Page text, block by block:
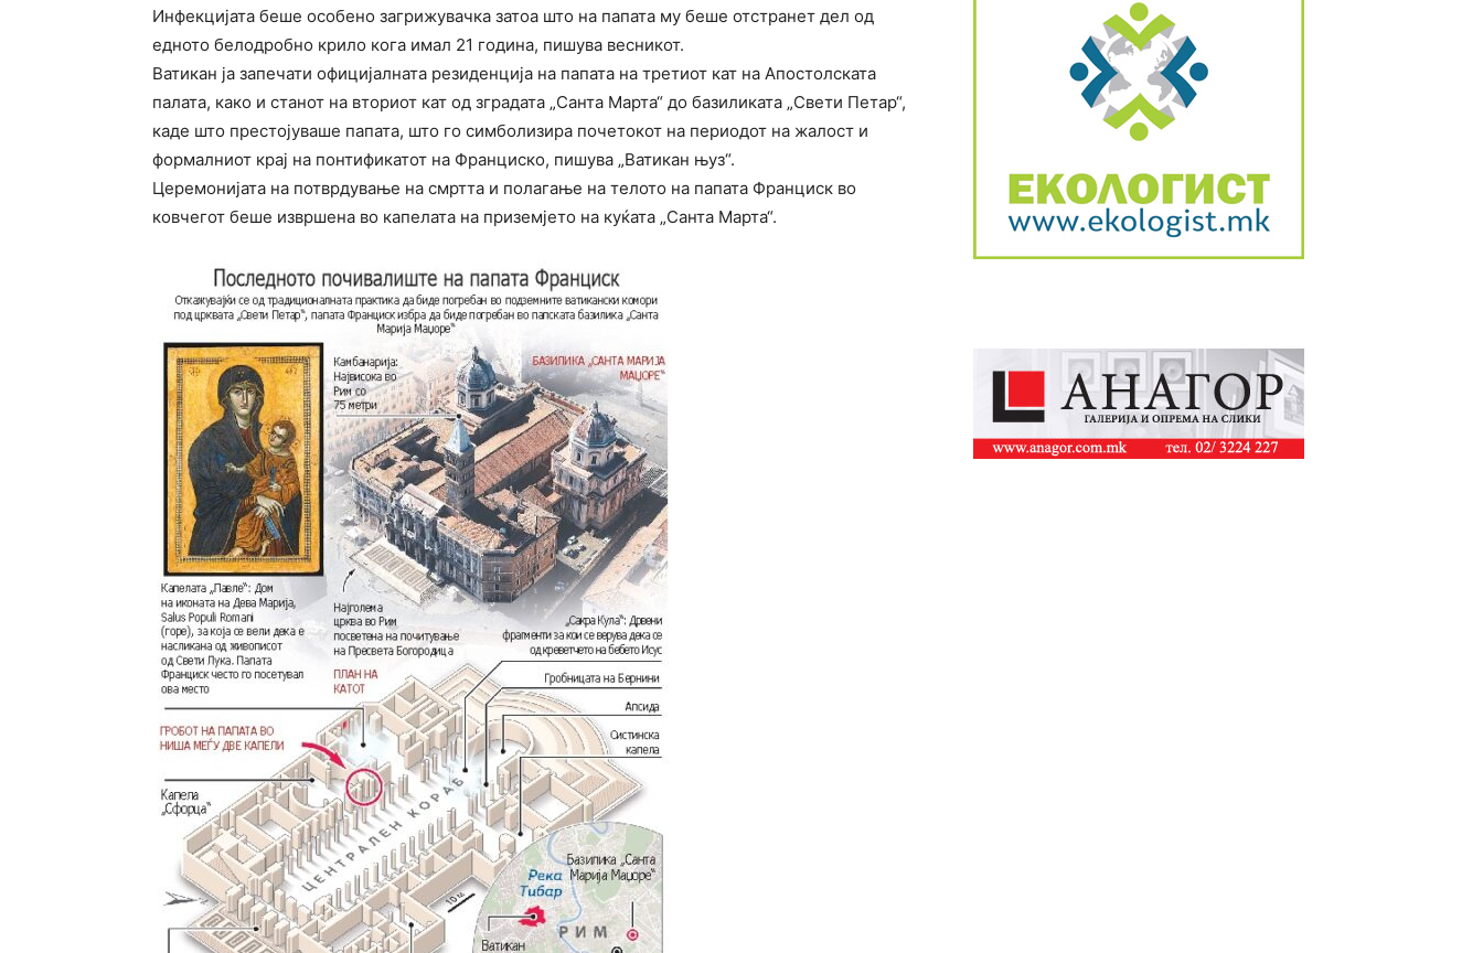
Инфекцијата беше особено загрижувачка затоа што на папата му беше отстранет дел од
едното белодробно крило кога имал 21 година, пишува весникот.
Ватикан ја запечати официјалната резиденција на папата на третиот кат на Апостолската
палата, како и станот на вториот кат од зградата „Санта Марта“ до базиликата „Свети Петар“,
каде што престојуваше папата, што го симболизира почетокот на периодот на жалост и
формалниот крај на понтификатот на Франциско, пишува „Ватикан њуз“.
Церемонијата на потврдување на смртта и полагање на телото на папата Франциск во
ковчегот беше извршена во капелата на приземјето на куќата „Санта Марта“.